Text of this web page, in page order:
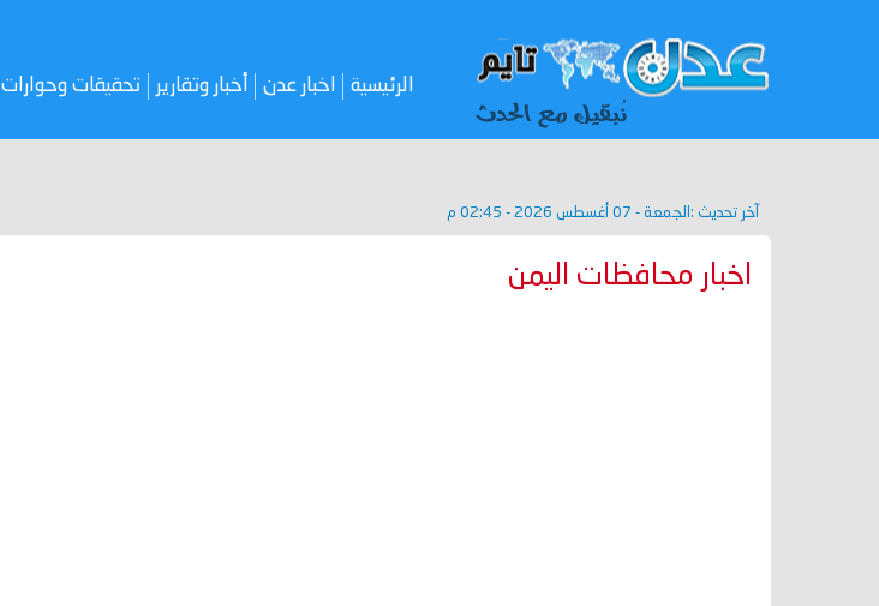
الرئيسية اخبار عدن أخبار وتقارير تحقيقات وحوارات
آخر تحديث : الجمعة - 07 أغسطس 2026 - 02:45 م
اخبار محافظات اليمن